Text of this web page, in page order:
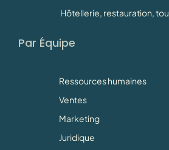
Hôtellerie, restauration,
Par Équipe
Ressources humaines
Ventes
Marketing
Juridique